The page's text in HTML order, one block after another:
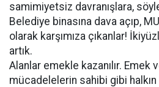
samimiyetsiz davranışlara,
Belediye binasına dava açıp,
olarak karşımıza çıkanlar!
artık.
Alanlar emekle kazanılır. Emek
mücadelelerin sahibi gibi halkın